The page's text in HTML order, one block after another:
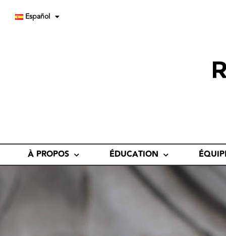
Español
À PROPOS ÉDUCATION